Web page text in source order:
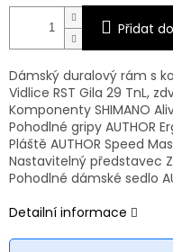
Přidat
Dámský duralový rám s
Vidlice RST Gila 29 TnL,
Komponenty SHIMANO
Pohodlné gripy AUTHOR
Pláště AUTHOR Speed
Nastavitelný představec
Pohodlné dámské sedlo
Detailní informace